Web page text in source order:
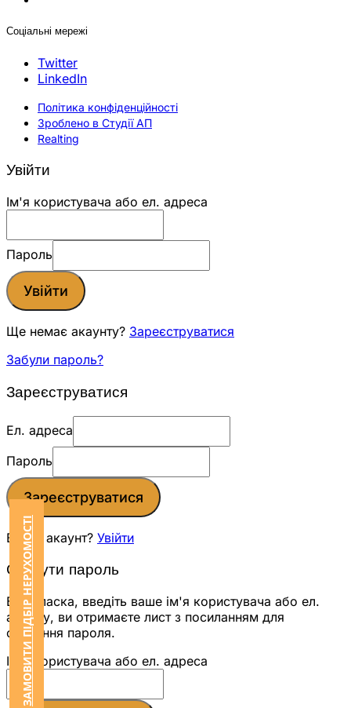
Соціальні мережі
Twitter
LinkedIn
Політика конфіденційності
Зроблено в Студії АП
Realting
ЗАМОВИТИ ПІДБІР НЕРУХОМОСТІ
Увійти
Ім'я користувача або ел. адреса
Пароль
Увійти
Ще немає акаунту? Зареєструватися
Забули пароль?
Зареєструватися
Ел. адреса
Пароль
Зареєструватися
Вже є акаунт? Увійти
Скинути пароль
Будь ласка, введіть ваше ім'я користувача або ел.
адресу, ви отримаєте лист з посиланням для
скидання пароля.
Ім'я користувача або ел. адреса